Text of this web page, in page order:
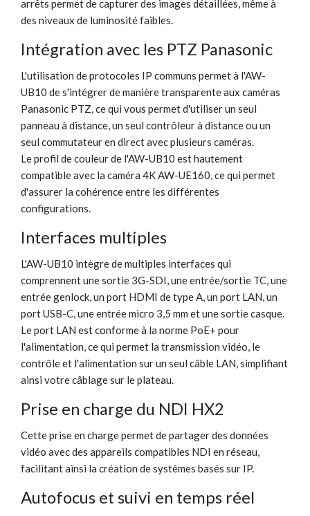
arrêts permet de capturer des images détaillées, même à
des niveaux de luminosité faibles.
Intégration avec les PTZ Panasonic
L'utilisation de protocoles IP communs permet à l'AW-
UB10 de s'intégrer de manière transparente aux caméras
Panasonic PTZ, ce qui vous permet d'utiliser un seul
panneau à distance, un seul contrôleur à distance ou un
seul commutateur en direct avec plusieurs caméras.
Le profil de couleur de l'AW-UB10 est hautement
compatible avec la caméra 4K AW-UE160, ce qui permet
d'assurer la cohérence entre les différentes
configurations.
Interfaces multiples
L'AW-UB10 intègre de multiples interfaces qui
comprennent une sortie 3G-SDI, une entrée/sortie TC, une
entrée genlock, un port HDMI de type A, un port LAN, un
port USB-C, une entrée micro 3,5 mm et une sortie casque.
Le port LAN est conforme à la norme PoE+ pour
l'alimentation, ce qui permet la transmission vidéo, le
contrôle et l'alimentation sur un seul câble LAN, simplifiant
ainsi votre câblage sur le plateau.
Prise en charge du NDI HX2
Cette prise en charge permet de partager des données
vidéo avec des appareils compatibles NDI en réseau,
facilitant ainsi la création de systèmes basés sur IP.
Autofocus et suivi en temps réel